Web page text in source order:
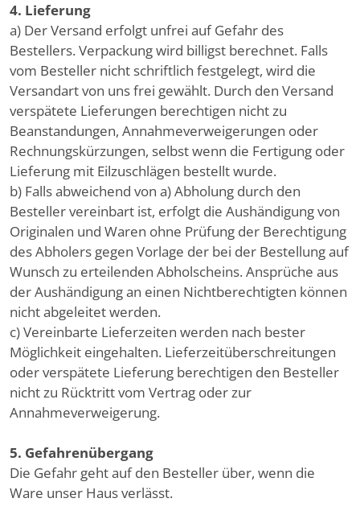
4. Lieferung
a) Der Versand erfolgt unfrei auf Gefahr des
Bestellers. Verpackung wird billigst berechnet. Falls
vom Besteller nicht schriftlich festgelegt, wird die
Versandart von uns frei gewählt. Durch den Versand
verspätete Lieferungen berechtigen nicht zu
Beanstandungen, Annahmeverweigerungen oder
Rechnungskürzungen, selbst wenn die Fertigung oder
Lieferung mit Eilzuschlägen bestellt wurde.
b) Falls abweichend von a) Abholung durch den
Besteller vereinbart ist, erfolgt die Aushändigung von
Originalen und Waren ohne Prüfung der Berechtigung
des Abholers gegen Vorlage der bei der Bestellung auf
Wunsch zu erteilenden Abholscheins. Ansprüche aus
der Aushändigung an einen Nichtberechtigten können
nicht abgeleitet werden.
c) Vereinbarte Lieferzeiten werden nach bester
Möglichkeit eingehalten. Lieferzeitüberschreitungen
oder verspätete Lieferung berechtigen den Besteller
nicht zu Rücktritt vom Vertrag oder zur
Annahmeverweigerung.
5. Gefahrenübergang
Die Gefahr geht auf den Besteller über, wenn die
Ware unser Haus verlässt.